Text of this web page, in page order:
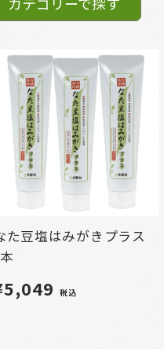
た豆塩はみがきプラス
税込